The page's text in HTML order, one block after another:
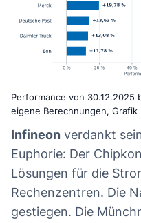
Performance von 30.12.2025
eigene Berechnungen,
Infineon verdankt
Euphorie: Der
Lösungen für die
Rechenzentren. Die
gestiegen. Die